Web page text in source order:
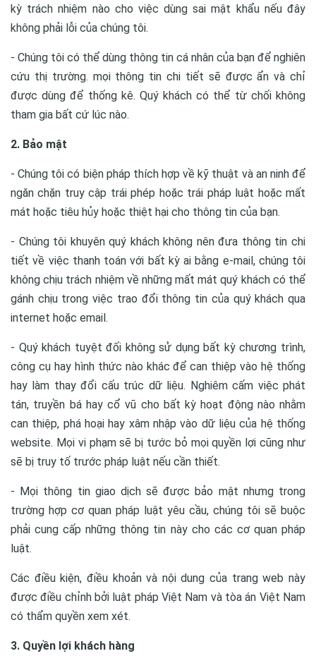
kỳ trách nhiệm nào cho việc dùng sai mật khẩu nếu đây
không phải lỗi của chúng tôi.
- Chúng tôi có thể dùng thông tin cá nhân của bạn để nghiên
cứu thị trường. mọi thông tin chi tiết sẽ được ẩn và chỉ
được dùng để thống kê. Quý khách có thể từ chối không
tham gia bất cứ lúc nào.
2. Bảo mật
- Chúng tôi có biện pháp thích hợp về kỹ thuật và an ninh để
ngăn chặn truy cập trái phép hoặc trái pháp luật hoặc mất
mát hoặc tiêu hủy hoặc thiệt hại cho thông tin của bạn.
- Chúng tôi khuyên quý khách không nên đưa thông tin chi
tiết về việc thanh toán với bất kỳ ai bằng e-mail, chúng tôi
không chịu trách nhiệm về những mất mát quý khách có thể
gánh chịu trong việc trao đổi thông tin của quý khách qua
internet hoặc email.
- Quý khách tuyệt đối không sử dụng bất kỳ chương trình,
công cụ hay hình thức nào khác để can thiệp vào hệ thống
hay làm thay đổi cấu trúc dữ liệu. Nghiêm cấm việc phát
tán, truyền bá hay cổ vũ cho bất kỳ hoạt động nào nhằm
can thiệp, phá hoại hay xâm nhập vào dữ liệu của hệ thống
website. Mọi vi phạm sẽ bị tước bỏ mọi quyền lợi cũng như
sẽ bị truy tố trước pháp luật nếu cần thiết.
- Mọi thông tin giao dịch sẽ được bảo mật nhưng trong
trường hợp cơ quan pháp luật yêu cầu, chúng tôi sẽ buộc
phải cung cấp những thông tin này cho các cơ quan pháp
luật.
Các điều kiện, điều khoản và nội dung của trang web này
được điều chỉnh bởi luật pháp Việt Nam và tòa án Việt Nam
có thẩm quyền xem xét.
3. Quyền lợi khách hàng